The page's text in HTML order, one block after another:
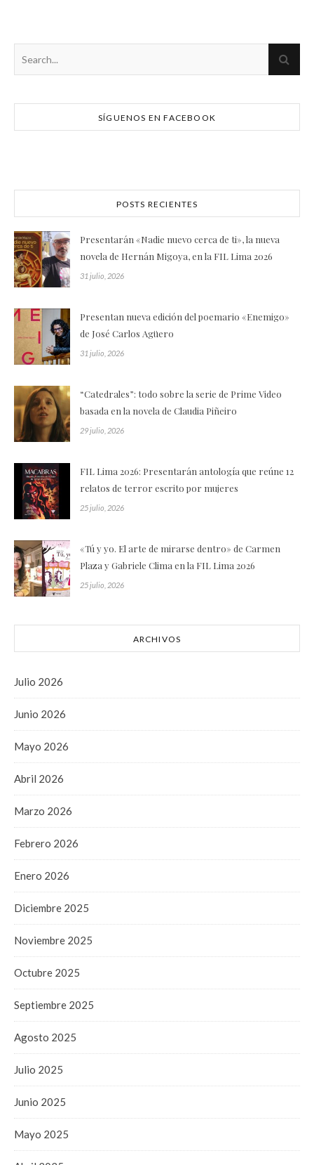
SÍGUENOS EN FACEBOOK
POSTS RECIENTES
Presentarán «Nadie nuevo cerca de ti», la nueva
novela de Hernán Migoya, en la FIL Lima 2026
31 julio, 2026
Presentan nueva edición del poemario «Enemigo»
de José Carlos Agüero
31 julio, 2026
“Catedrales”: todo sobre la serie de Prime Video
basada en la novela de Claudia Piñeiro
29 julio, 2026
FIL Lima 2026: Presentarán antología que reúne 12
relatos de terror escrito por mujeres
25 julio, 2026
«Tú y yo. El arte de mirarse dentro» de Carmen
Plaza y Gabriele Clima en la FIL Lima 2026
25 julio, 2026
ARCHIVOS
Julio 2026
Junio 2026
Mayo 2026
Abril 2026
Marzo 2026
Febrero 2026
Enero 2026
Diciembre 2025
Noviembre 2025
Octubre 2025
Septiembre 2025
Agosto 2025
Julio 2025
Junio 2025
Mayo 2025